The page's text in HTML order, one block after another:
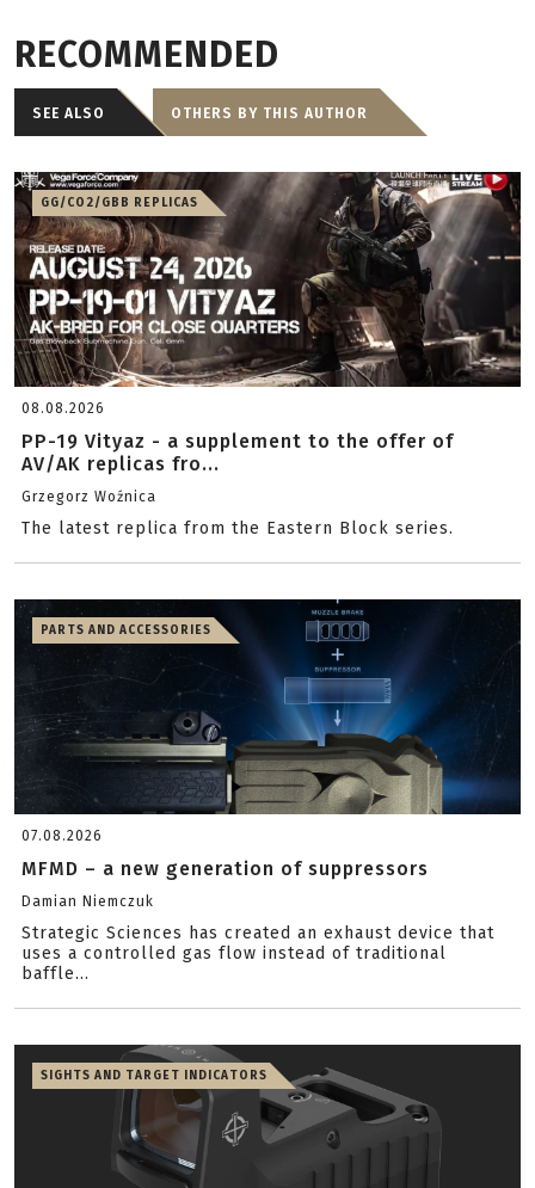
RECOMMENDED
SEE ALSO OTHERS BY THIS AUTHOR
GG/CO2/GBB REPLICAS
08.08.2026
PP-19 Vityaz - a supplement to the offer of
AV/AK replicas fro...
Grzegorz Woźnica
The latest replica from the Eastern Block series.
PARTS AND ACCESSORIES
07.08.2026
MFMD – a new generation of suppressors
Damian Niemczuk
Strategic Sciences has created an exhaust device that
uses a controlled gas flow instead of traditional
baffle...
SIGHTS AND TARGET INDICATORS